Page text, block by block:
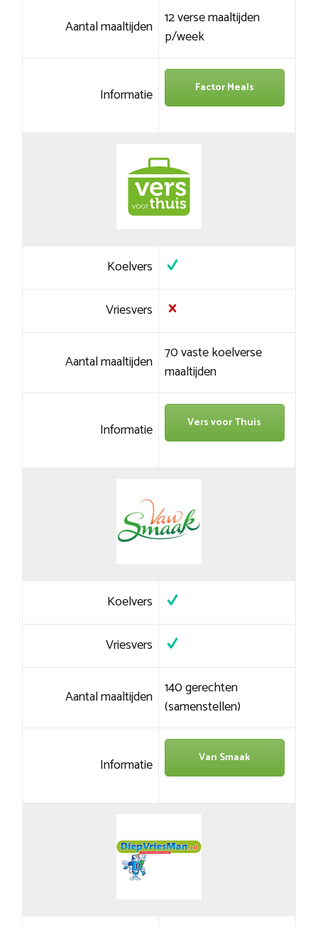
Aantal maaltijden 12 verse maaltijden
p/week
Informatie Factor Meals
Koelvers
Vriesvers
Aantal maaltijden 70 vaste koelverse
maaltijden
Informatie Vers voor Thuis
Koelvers
Vriesvers
Aantal maaltijden 140 gerechten
(samenstellen)
Informatie Van Smaak